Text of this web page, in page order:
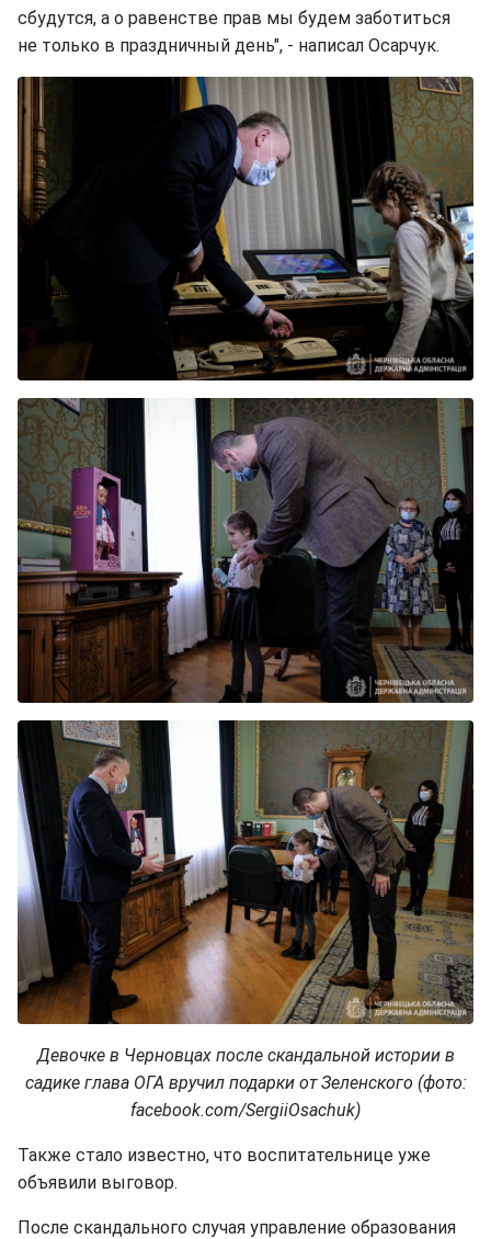
сбудутся, а о равенстве прав мы будем заботиться
не только в праздничный день", - написал Осарчук.
Девочке в Черновцах после скандальной истории в
садике глава ОГА вручил подарки от Зеленского (фото:
facebook.com/SergiiOsachuk)
Также стало известно, что воспитательнице уже
объявили выговор.
После скандального случая управление образования